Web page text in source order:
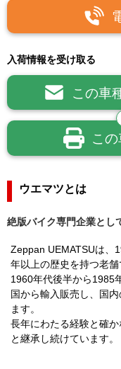
入荷情報を受け取る
この車
こ
ウエマツとは
絶版バイク専門企業とし
Zeppan UEMATSUは、
年以上の歴史を持つ老舗
1960年代後半から1985
国から輸入販売し、国
ます。
長年にわたる経験と確
と継承し続けています。